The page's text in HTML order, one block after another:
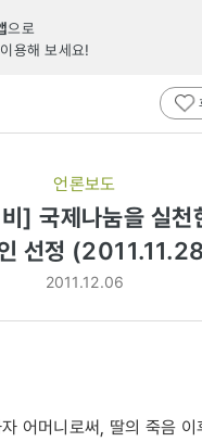
으로
용해 보세요!
언론보도
] 국제나눔을 실천
선정
2011.12.06
어머니로써, 딸의 죽음